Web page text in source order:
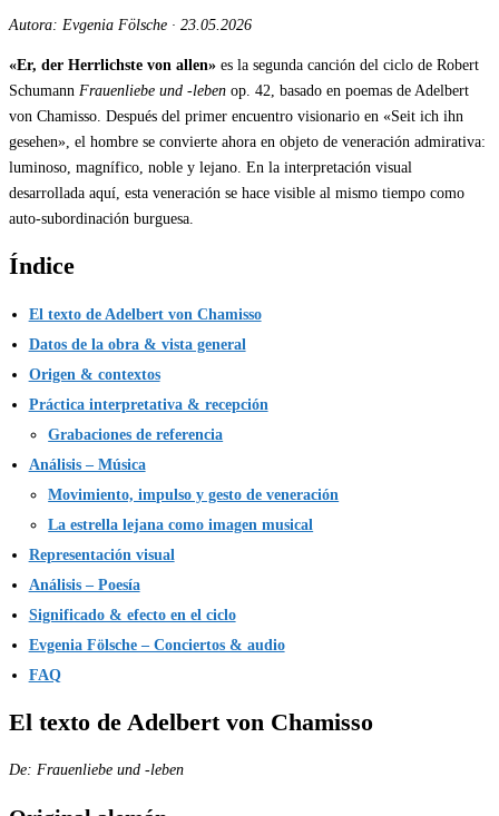
Autora: Evgenia Fölsche · 23.05.2026
«Er, der Herrlichste von allen» es la segunda canción del ciclo de Robert
Schumann Frauenliebe und -leben op. 42, basado en poemas de Adelbert
von Chamisso. Después del primer encuentro visionario en «Seit ich ihn
gesehen», el hombre se convierte ahora en objeto de veneración admirativa:
luminoso, magnífico, noble y lejano. En la interpretación visual
desarrollada aquí, esta veneración se hace visible al mismo tiempo como
auto-subordinación burguesa.
Índice
El texto de Adelbert von Chamisso
Datos de la obra & vista general
Origen & contextos
Práctica interpretativa & recepción
Grabaciones de referencia
Análisis – Música
Movimiento, impulso y gesto de veneración
La estrella lejana como imagen musical
Representación visual
Análisis – Poesía
Significado & efecto en el ciclo
Evgenia Fölsche – Conciertos & audio
FAQ
El texto de Adelbert von Chamisso
De: Frauenliebe und -leben